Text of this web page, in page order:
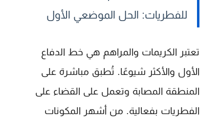
للفطريات: الحل الموضعي الأول
تعتبر الكريمات والمراهم هي خط الدفاع
الأول والأكثر شيوعًا. تُطبق مباشرة على
المنطقة المصابة وتعمل على القضاء على
الفطريات بفعالية. من أشهر المكونات